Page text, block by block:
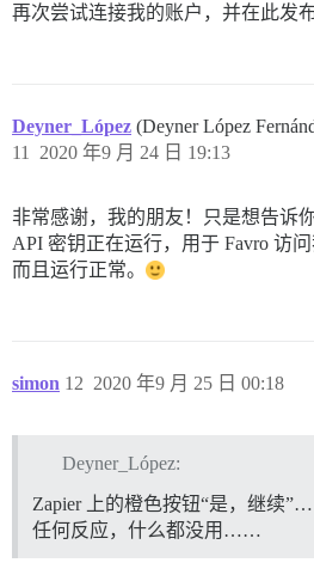
再次尝试连接我的账户，并在此发
Deyner_López (Deyner López
2020 年9 月 24 日 19:13
11
非常感谢，我的朋友！只是想告
API 密钥正在运行，用于 Favro 访问
而且运行正常。
simon 2020 年9 月 25 日 00:18
12
Deyner_López:
Zapier 上的橙色按钮“是，继续
任何反应，什么都没用……